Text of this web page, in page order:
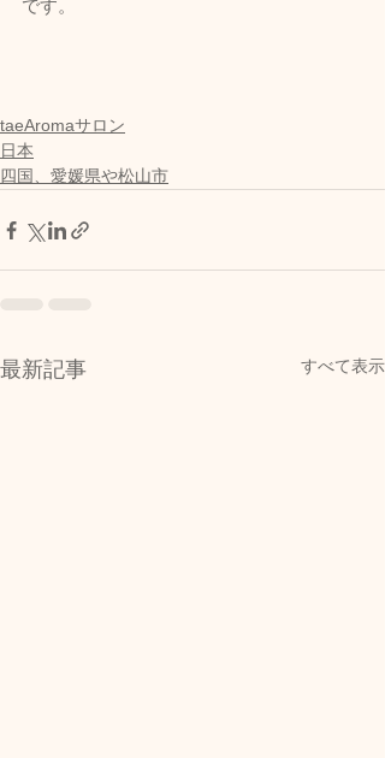
です。
taeAromaサロン
日本
四国、愛媛県や松山市
最新記事 すべて表示